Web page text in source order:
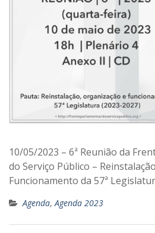
10/05/2023 – 6ª Reunião da
do Serviço Público –
Funcionamento da 57ª
Agenda, Agenda 2023